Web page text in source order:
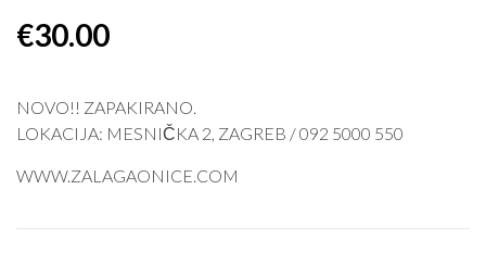
€30.00
NOVO!! ZAPAKIRANO.
LOKACIJA: MESNIČKA 2, ZAGREB / 092 5000 550
WWW.ZALAGAONICE.COM